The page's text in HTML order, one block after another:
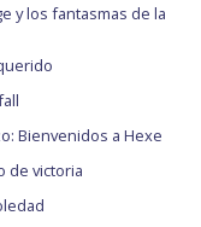
y los fantasmas de la
Bienvenidos a Hexe
de victoria